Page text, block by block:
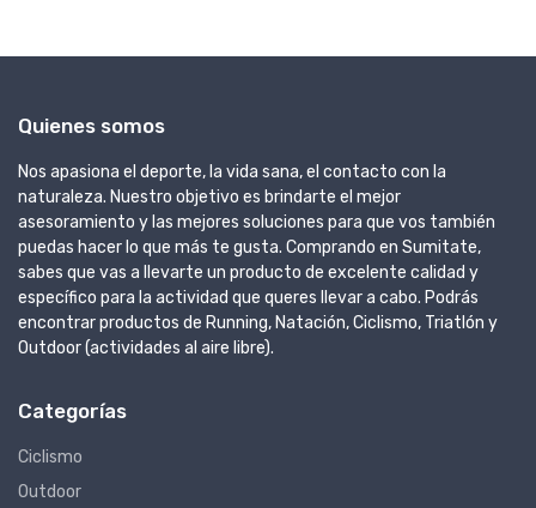
Quienes somos
Nos apasiona el deporte, la vida sana, el contacto con la
naturaleza. Nuestro objetivo es brindarte el mejor
asesoramiento y las mejores soluciones para que vos también
puedas hacer lo que más te gusta. Comprando en Sumitate,
sabes que vas a llevarte un producto de excelente calidad y
específico para la actividad que queres llevar a cabo. Podrás
encontrar productos de Running, Natación, Ciclismo, Triatlón y
Outdoor (actividades al aire libre).
Categorías
Ciclismo
Outdoor